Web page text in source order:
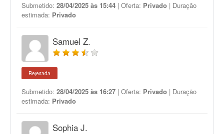
Submetido: 28/04/2025 às 15:44 | Oferta: Privado | Duração
estimada: Privado
Samuel Z.
Rejeitada
Submetido: 28/04/2025 às 16:27 | Oferta: Privado | Duração
estimada: Privado
Sophia J.